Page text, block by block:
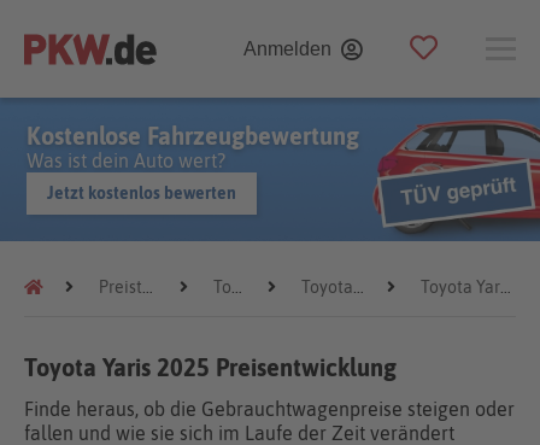
Anmelden
Kostenlose Fahrzeugbewertung
Was ist dein Auto wert?
Jetzt kostenlos bewerten
Preistrends Toyota Toyota Yaris Toyota Yaris 2025
Toyota Yaris 2025 Preisentwicklung
Finde heraus, ob die Gebrauchtwagenpreise steigen oder
fallen und wie sie sich im Laufe der Zeit verändert